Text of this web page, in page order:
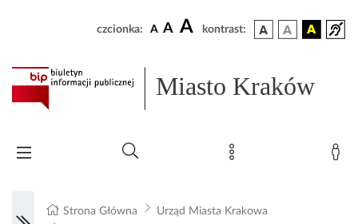
czcionka: A A A kontrast:
Miasto Kraków
Strona Główna
Urząd Miasta Krakowa